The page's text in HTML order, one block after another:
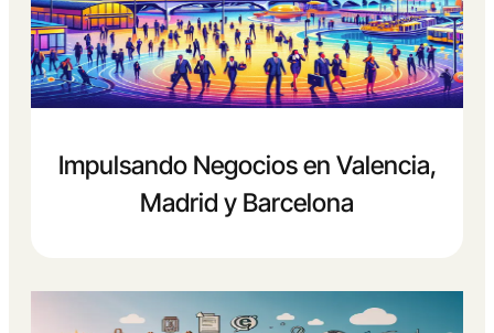
Impulsando Negocios en Valencia,
Madrid y Barcelona